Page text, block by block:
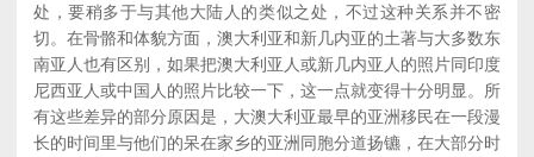
处，要稍多于与其他大陆人的类似之处，不过这种关系并不密
切。在骨骼和体貌方面，澳大利亚和新几内亚的土著与大多数东
南亚人也有区别，如果把澳大利亚人或新几内亚人的照片同印度
尼西亚人或中国人的照片比较一下，这一点就变得十分明显。所
有这些差异的部分原因是，大澳大利亚最早的亚洲移民在一段漫
长的时间里与他们的呆在家乡的亚洲同胞分道扬镳，在大部分时